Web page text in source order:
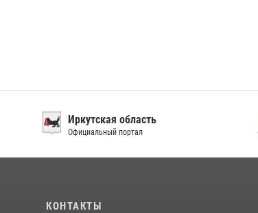
Иркутская область
Официальный портал
КОНТАКТЫ